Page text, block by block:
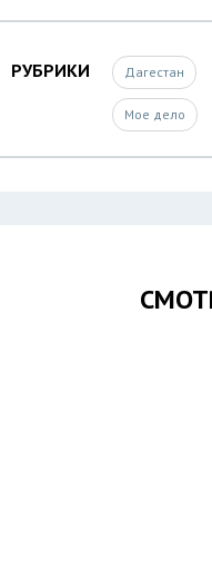
РУБРИКИ Дагестан
Мое дело